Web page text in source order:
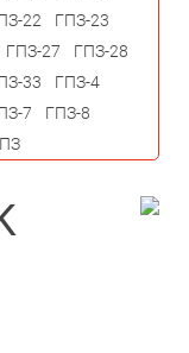
22
ГПЗ-23
ГПЗ-27
ГПЗ-28
33
ГПЗ-4
7
ГПЗ-8